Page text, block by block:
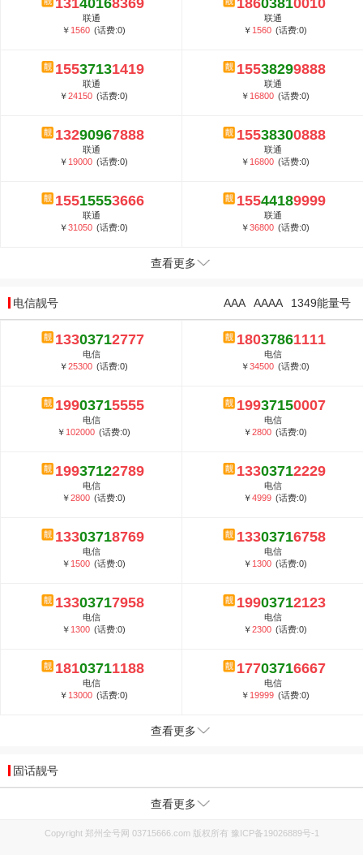
13140168369
联通
￥ 1560 (话费:0)
18603810010
联通
￥ 1560 (话费:0)
15537131419
联通
￥24150 (话费:0)
15538299888
联通
￥ 16800 (话费:0)
13290967888
联通
￥ 19000 (话费:0)
15538300888
联通
￥ 16800 (话费:0)
15515553666
联通
￥31050 (话费:0)
15544189999
联通
￥36800 (话费:0)
查看更多
电信靓号 1349能量号
AAAA
AAA
13303712777
电信
￥25300 (话费:0)
18037861111
电信
￥34500 (话费:0)
19903715555
电信
￥ 102000 (话费:0)
19937150007
电信
￥2800 (话费:0)
19937122789
电信
￥2800 (话费:0)
13303712229
电信
￥4999 (话费:0)
13303718769
电信
￥ 1500 (话费:0)
13303716758
电信
￥ 1300 (话费:0)
13303717958
电信
￥ 1300 (话费:0)
19903712123
电信
￥2300 (话费:0)
18103711188
电信
￥ 13000 (话费:0)
17703716667
电信
￥ 19999 (话费:0)
查看更多
固话靓号
查看更多
Copyright 郑州全号网 03715666.com 版权所有 豫ICP备19026889号-1